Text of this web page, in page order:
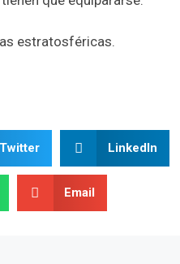
estratosféricas.
Twitter LinkedIn
Email